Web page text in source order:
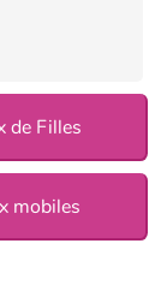
de Filles
mobiles